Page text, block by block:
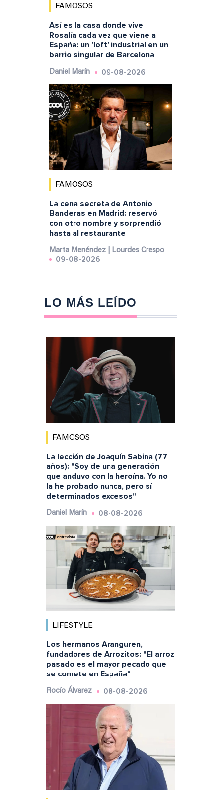
FAMOSOS
Así es la casa donde vive
Rosalía cada vez que viene a
España: un 'loft' industrial en un
barrio singular de Barcelona
Daniel Marín 09-08-2026
FAMOSOS
La cena secreta de Antonio
Banderas en Madrid: reservó
con otro nombre y sorprendió
hasta al restaurante
Marta Menéndez | Lourdes Crespo
09-08-2026
LO MÁS LEÍDO
FAMOSOS
La lección de Joaquín Sabina (77
años): "Soy de una generación
que anduvo con la heroína. Yo no
la he probado nunca, pero sí
determinados excesos"
Daniel Marín 08-08-2026
LIFESTYLE
Los hermanos Aranguren,
fundadores de Arrozitos: "El arroz
pasado es el mayor pecado que
se comete en España"
Rocío Álvarez 08-08-2026